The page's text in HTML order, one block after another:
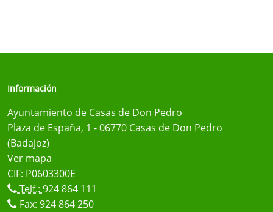
Información
Ayuntamiento de Casas de Don Pedro
Plaza de España, 1 - 06770 Casas de Don Pedro
(Badajoz)
Ver mapa
CIF: P0603300E
Telf.: 924 864 111
Fax: 924 864 250